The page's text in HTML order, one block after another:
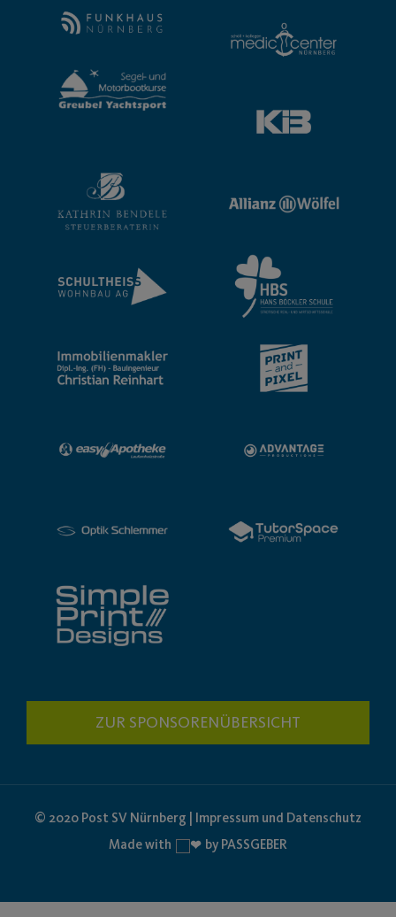
ZUR SPONSORENÜBERSICHT
© 2020 Post SV Nürnberg | Impressum und Datenschutz
Made with
by PASSGEBER